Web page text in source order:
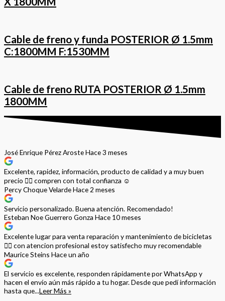
Cable de freno y funda POSTERIOR Ø 1.5mm
C:1800MM F:1530MM
Cable de freno RUTA POSTERIOR Ø 1.5mm
1800MM
José Enrique Pérez ArosteHace 3 meses
Excelente, rapidez, información, producto de calidad y a muy buen
precio 👌🏻 compren con total confianza ☺️
Percy Choque VelardeHace 2 meses
Servicio personalizado. Buena atención. Recomendado!
Esteban Noe Guerrero Gonza Hace 10 meses
Excelente lugar para venta reparación y mantenimiento de bicicletas
🚵‍♀️ con atencion profesional estoy satisfecho muy recomendable
Maurice Steins Hace un año
El servicio es excelente, responden rápidamente por WhatsApp y
hacen el envío aún más rápido a tu hogar. Desde que pedí información
hasta que...Leer Más »